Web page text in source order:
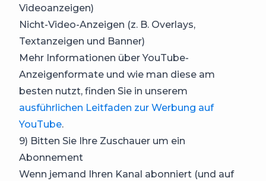
Videoanzeigen)
Nicht-Video-Anzeigen (z. B. Overlays,
Textanzeigen und Banner)
Mehr Informationen über YouTube-
Anzeigenformate und wie man diese am
besten nutzt, finden Sie in unserem
ausführlichen Leitfaden zur Werbung auf
YouTube.
9) Bitten Sie Ihre Zuschauer um ein
Abonnement
Wenn jemand Ihren Kanal abonniert (und auf